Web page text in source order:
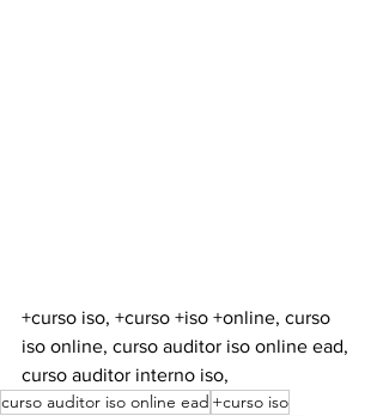
+curso iso, +curso +iso +online, curso
iso online, curso auditor iso online ead,
curso auditor interno iso,
curso auditor iso online ead +curso iso